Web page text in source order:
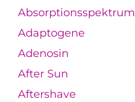
Absorptionsspektrum
Adaptogene
Adenosin
After Sun
Aftershave